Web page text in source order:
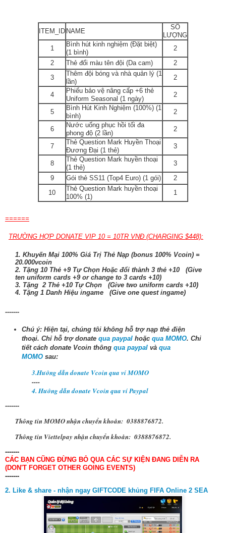
ITEM_ID NAME
SỐ
LƯỢNG
1
Bình hút kinh nghiệm (Đặt biệt)
(1 bình)
2
2
Thẻ đổi màu tên đội (Da cam)
2
3
Thêm đội bóng và nhà quản lý (1
lần)
2
4
Phiếu bảo vệ nâng cấp +6 thẻ
Uniform Seasonal (1 ngày)
2
5
Bình Hút Kinh Nghiệm (100%) (1
bình)
2
6
Nước uống phục hồi tối đa
phong độ (2 lần)
2
7
Thẻ Question Mark Huyền Thoại
Đương Đại (1 thẻ)
3
8
Thẻ Question Mark huyền thoại
(1 thẻ)
3
9
Gói thẻ SS11 (Top4 Euro) (1 gói)
2
10
Thẻ Question Mark huyền thoại
100% (1)
1
======
TRƯỜNG HỢP DONATE VIP 10 = 10TR VNĐ (CHARGING $448):
1. Khuyến Mại 100% Giá Trị Thẻ Nạp (bonus 100% Vcoin) =
20.000vcoin
2. Tặng 10 Thẻ +9 Tự Chọn Hoặc đổi thành 3 thẻ +10 (Give
ten uniform cards +9 or change to 3 cards +10)
3. Tặng 2 Thẻ +10 Tự Chọn (Give two uniform cards +10)
4. Tặng 1 Danh Hiệu ingame (Give one quest ingame)
-------
Chú ý: Hiện tại, chúng tôi không hỗ trợ nạp thẻ điện
thoại. Chỉ hỗ trợ donate qua paypal hoặc qua MOMO. Chi
tiết cách donate Vcoin thông qua paypalvà qua
MOMOsau:
3.Hướng dẫn donate Vcoin qua ví MOMO
----
4. Hướng dẫn donate Vcoin qua ví Paypal
-------
Thông tin MOMO nhận chuyển khoản: 0388876872.
Thông tin Viettelpay nhận chuyển khoản: 0388876872.
-------
CÁC BẠN CŨNG ĐỪNG BỎ QUA CÁC SỰ KIỆN ĐANG DIỄN RA
(DON'T FORGET OTHER GOING EVENTS)
-------
2. Like & share - nhận ngay GIFTCODE khủng FIFA Online 2 SEA